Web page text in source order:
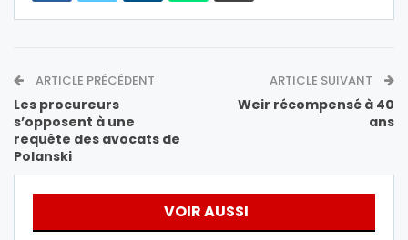
ARTICLE PRÉCÉDENT
Les procureurs
s’opposent à une
requête des avocats de
Polanski
ARTICLE SUIVANT
Weir récompensé à 40
ans
VOIR AUSSI